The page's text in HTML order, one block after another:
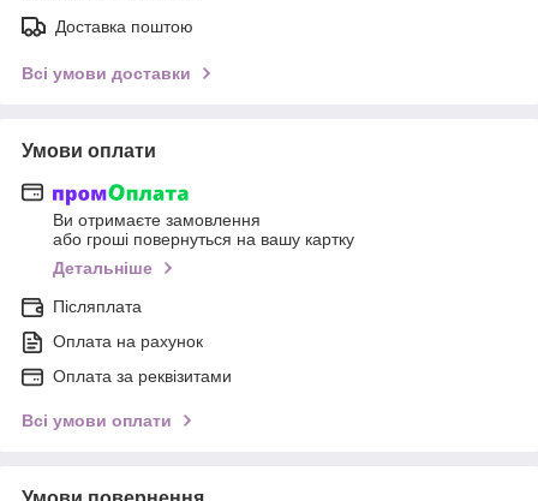
Доставка поштою
Всі умови доставки
Умови оплати
Ви отримаєте замовлення
або гроші повернуться на вашу картку
Детальніше
Післяплата
Оплата на рахунок
Оплата за реквізитами
Всі умови оплати